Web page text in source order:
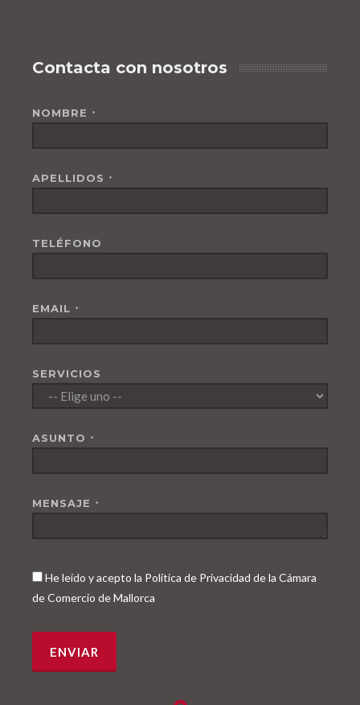
Contacta con nosotros
NOMBRE *
APELLIDOS *
TELÉFONO
EMAIL *
SERVICIOS
ASUNTO *
MENSAJE *
He leído y acepto la Política de Privacidad de la Cámara
de Comercio de Mallorca